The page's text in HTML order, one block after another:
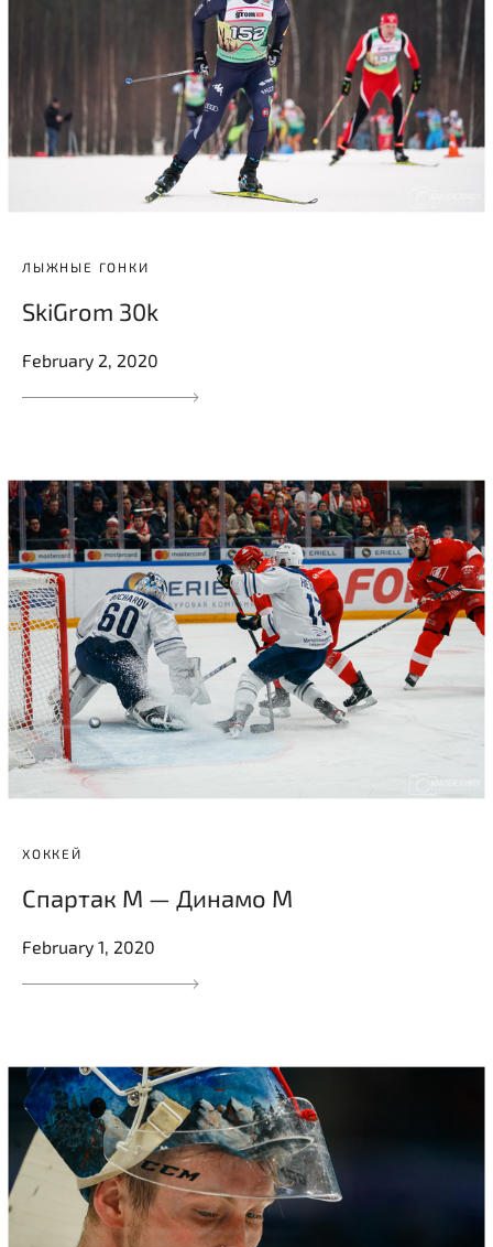
ЛЫЖНЫЕ ГОНКИ
SkiGrom 30k
February 2, 2020
ХОККЕЙ
Спартак М — Динамо М
February 1, 2020